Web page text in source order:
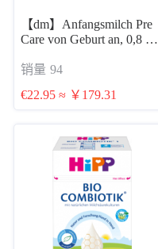
【dm】Anfangsmilch Pre
Care von Geburt an, 0,8 kg
销量 94
€22.95 ≈ ￥179.31